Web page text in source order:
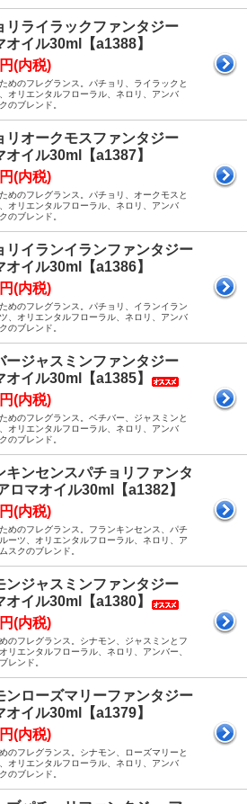
リライラックファンタジー
オイル30ml【a1388】
(内税)
めのフレグランス。パチョリ、ライラックと
オリエンタルフローラル、ネロリ、アンバ
のブレンド。
リオークモスファンタジー
オイル30ml【a1387】
(内税)
めのフレグランス。パチョリ、オークモスと
オリエンタルフローラル、ネロリ、アンバ
のブレンド。
リイランイランファンタジー
オイル30ml【a1386】
(内税)
めのフレグランス。パチョリ、イランイラン
、オリエンタルフローラル、ネロリ、アンバ
のブレンド。
ージャスミンファンタジー
オイル30ml【a1385】
(内税)
めのフレグランス。ベチバー、ジャスミンと
オリエンタルフローラル、ネロリ、アンバ
のブレンド。
キンセンスパチョリファンタ
ロマオイル30ml【a1382】
(内税)
めのフレグランス。フランキンセンス、パチ
ーツ、オリエンタルフローラル、ネロリ、ア
スクのブレンド。
ンジャスミンファンタジー
オイル30ml【a1380】
(内税)
のフレグランス。シナモン、ジャスミンとフ
リエンタルフローラル、ネロリ、アンバー、
レンド。
ンローズマリーファンタジー
オイル30ml【a1379】
(内税)
のフレグランス。シナモン、ローズマリーと
オリエンタルフローラル、ネロリ、アンバ
のブレンド。